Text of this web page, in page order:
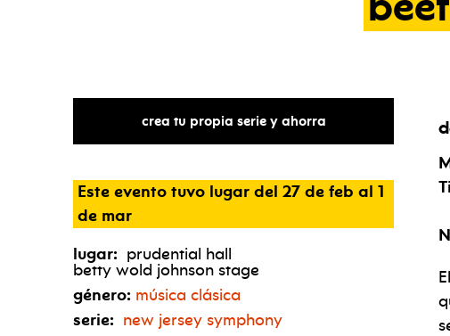
crea tu propia serie y ahorra
Este evento tuvo lugar del 27 de feb al 1
de mar
lugar: prudential hall
betty wold johnson stage
género: música clásica
serie: new jersey symphony